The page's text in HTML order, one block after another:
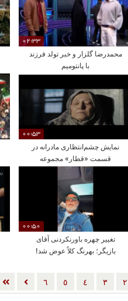
02:33
محمدرضا گلزار و خبر تولد فرزند
با پانتومیم
00:53
نمایش چشم‌انتظاری مادرانه در
قسمت «قطار» مجموعه
«مادران»
00:50
تغییر چهره باورنکردنی آقای
بازیگر؛ بهرنگ کلاً عوض شد!
٢ ٣ ٤ ٥ ٦